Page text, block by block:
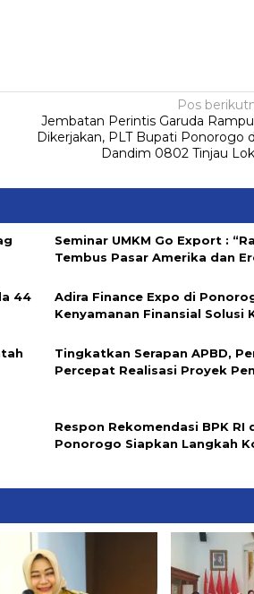
Pos
Jembatan Perintis Garuda
Dikerjakan, PLT Bupati Ponorogo
Dandim 0802 Tinjau
Seminar UMKM Go Export :
Tembus Pasar Amerika dan
44
Adira Finance Expo di
Kenyamanan Finansial Solusi
Tingkatkan Serapan APBD,
Percepat Realisasi Proyek
Respon Rekomendasi BPK RI
Ponorogo Siapkan Langkah